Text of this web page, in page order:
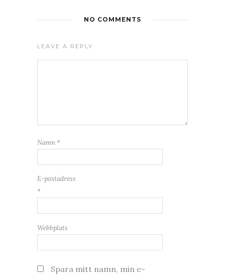
NO COMMENTS
LEAVE A REPLY
Namn *
E-postadress
*
Webbplats
Spara mitt namn, min e-